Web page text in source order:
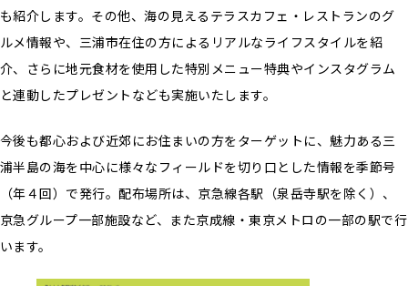
も紹介します。その他、海の見えるテラスカフェ・レストランのグ
ルメ情報や、三浦市在住の方によるリアルなライフスタイルを紹
介、さらに地元食材を使用した特別メニュー特典やインスタグラム
と連動したプレゼントなども実施いたします。
今後も都心および近郊にお住まいの方をターゲットに、魅力ある三
浦半島の海を中心に様々なフィールドを切り口とした情報を季節号
（年４回）で発行。配布場所は、京急線各駅（泉岳寺駅を除く）、
京急グループ一部施設など、また京成線・東京メトロの一部の駅で行
います。